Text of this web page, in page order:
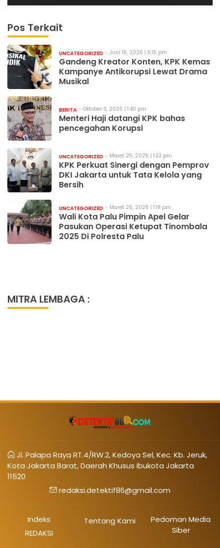
Pos Terkait
UNCATEGORIZED Juni 19, 2026 | 5:15 pm
Gandeng Kreator Konten, KPK Kemas
Kampanye Antikorupsi Lewat Drama
Musikal
BERITA Oktober 3, 2025 | 1:40 pm
Menteri Haji datangi KPK bahas
pencegahan Korupsi
UNCATEGORIZED Maret 25, 2025 | 1:33 pm
KPK Perkuat Sinergi dengan Pemprov
DKI Jakarta untuk Tata Kelola yang
Bersih
UNCATEGORIZED Maret 25, 2025 | 1:18 pm
Wali Kota Palu Pimpin Apel Gelar
Pasukan Operasi Ketupat Tinombala
2025 Di Polresta Palu
MITRA LEMBAGA :
Jl. Palapa Raya RT.4/RW.2, Kedoya Sel, Kec. Kb. Jeruk,
Kota Jakarta Barat, Daerah Khusus Ibukota Jakarta
11520
redaksi.detektif86@gmail.com
Indeks
REDAKSI
Tentang Kami
Pedoman Media
Siber